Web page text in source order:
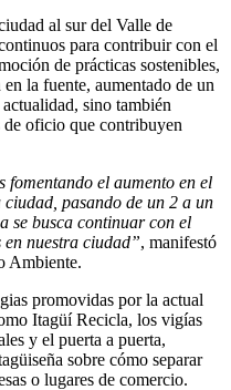
al sur del Valle de
para contribuir con el
de prácticas sostenibles,
la fuente, aumentado de un
sino también
oficio que contribuyen
fomentando el aumento en el
pasando de un 2 a un
se busca continuar con el
en nuestra ciudad”, manifestó
Ambiente.
promovidas por la actual
Itagüí Recicla, los vigías
y el puerta a puerta,
sobre cómo separar
o lugares de comercio.